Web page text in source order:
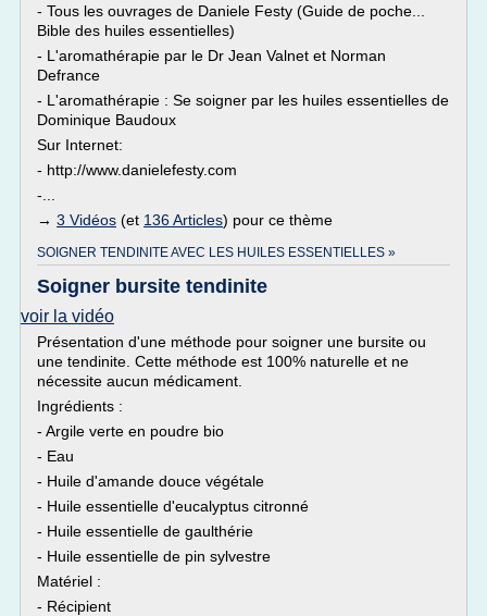
- Tous les ouvrages de Daniele Festy (Guide de poche...
Bible des huiles essentielles)
- L'aromathérapie par le Dr Jean Valnet et Norman
Defrance
- L'aromathérapie : Se soigner par les huiles essentielles de
Dominique Baudoux
Sur Internet:
- http://www.danielefesty.com
-...
→ 3 Vidéos (et 136 Articles) pour ce thème
SOIGNER TENDINITE AVEC LES HUILES ESSENTIELLES »
Soigner bursite tendinite
voir la vidéo
Présentation d'une méthode pour soigner une bursite ou
une tendinite. Cette méthode est 100% naturelle et ne
nécessite aucun médicament.
Ingrédients :
- Argile verte en poudre bio
- Eau
- Huile d'amande douce végétale
- Huile essentielle d'eucalyptus citronné
- Huile essentielle de gaulthérie
- Huile essentielle de pin sylvestre
Matériel :
- Récipient